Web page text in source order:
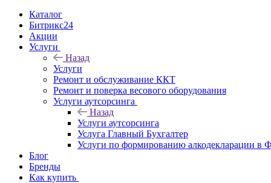
Каталог
Битрикс24
Акции
Услуги
Назад
Услуги
Ремонт и обслуживание ККТ
Ремонт и поверка весового оборудования
Услуги аутсорсинга
Назад
Услуги аутсорсинга
Услуга Главный Бухгалтер
Услуги по формированию алкодекларации в
Блог
Бренды
Как купить